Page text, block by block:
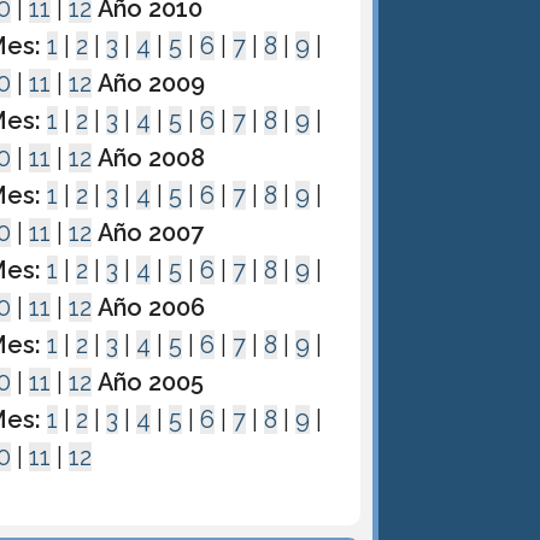
|11 |12 Año 2010
1 2 3 4 5 |6 7 |8 |9
|11 |12 Año 2009
1 2 3 4 5 |6 7 |8 |9
|11 |12 Año 2008
1 2 3 4 5 |6 7 |8 |9
|11 |12 Año 2007
1 2 3 4 5 |6 7 |8 |9
|11 |12 Año 2006
1 2 3 4 5 |6 7 |8 |9
|11 |12 Año 2005
1 2 3 4 5 |6 7 |8 |9
|11 |12